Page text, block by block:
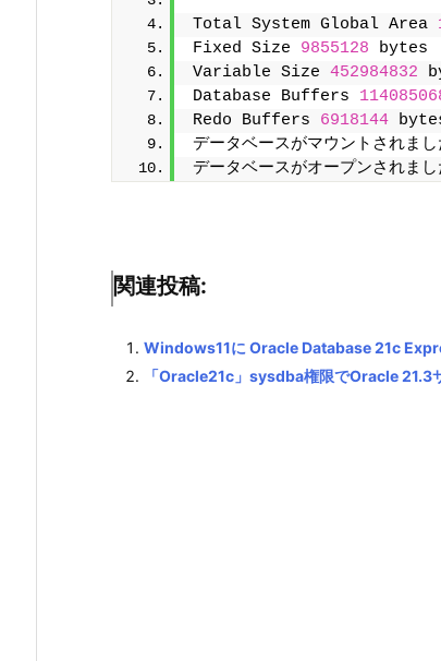
Total System Global Area
Fixed Size 9855128 bytes
Variable Size 452984832
Database Buffers
Redo Buffers 6918144
データベースがマウントされまし
データベースがオープンされまし
関連投稿:
Windows11に Oracle Database 21c
「Oracle21c」sysdba権限でOracle 21.3